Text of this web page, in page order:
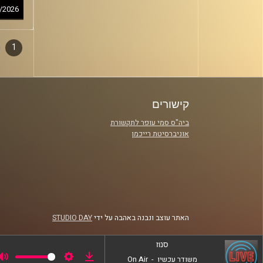
סגירה
1
קישורים
ביה"ס סמי עופר לתקשורת
אוניברסיטת רייכמן
האתר עוצב ונבנה באהבה על ידיSTUDIO DAY
סנוז
משודר עכשיו -
On Air